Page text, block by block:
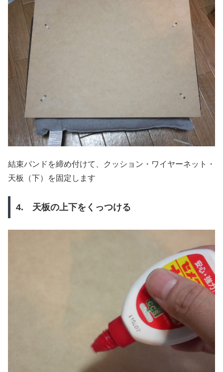
結束バンドを締め付けて、クッション・ワイヤーネット・
天板（下）を固定します
4. 天板の上下をくっつける